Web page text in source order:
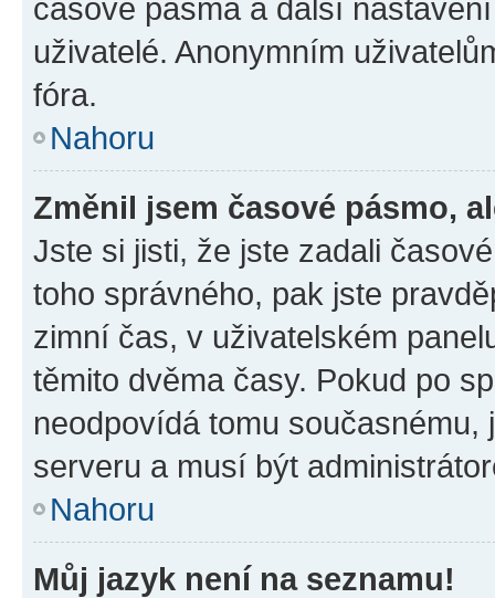
časové pásma a další
uživatelé. Anonymním
fóra.
Nahoru
Změnil jsem časové pásmo,
Jste si jisti, že jste zadali
toho správného, pak jste
zimní čas, v uživatelském
těmito dvěma časy. Pokud po
neodpovídá tomu
serveru a musí být
Nahoru
Můj jazyk není na seznamu!